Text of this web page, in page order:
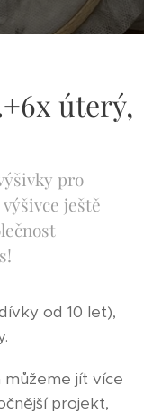
úterý,
pro
ještě
od 10 let),
jít více
projekt,